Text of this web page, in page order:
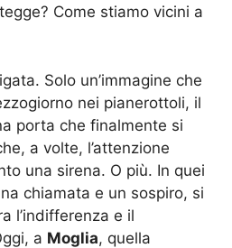
Come stiamo vicini a
Solo un’immagine che
nei pianerottoli, il
porta che finalmente si
a volte, l’attenzione
una sirena. O più. In quei
chiamata e un sospiro, si
l’indifferenza e il
a Moglia, quella